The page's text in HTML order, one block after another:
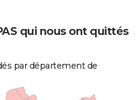
qui nous ont quittés
par département de